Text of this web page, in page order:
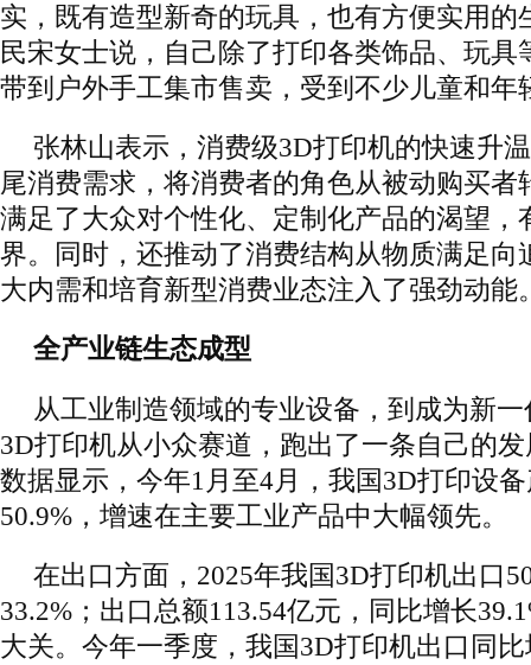
实，既有造型新奇的玩具，也有方便实用的
民宋女士说，自己除了打印各类饰品、玩具
带到户外手工集市售卖，受到不少儿童和年
张林山表示，消费级3D打印机的快速升
尾消费需求，将消费者的角色从被动购买者
满足了大众对个性化、定制化产品的渴望，
界。同时，还推动了消费结构从物质满足向
大内需和培育新型消费业态注入了强劲动能
全产业链生态成型
从工业制造领域的专业设备，到成为新
3D打印机从小众赛道，跑出了一条自己的
数据显示，今年1月至4月，我国3D打印设
50.9%，增速在主要工业产品中大幅领先。
在出口方面，2025年我国3D打印机出口
33.2%；出口总额113.54亿元，同比增长
大关。今年一季度，我国3D打印机出口同